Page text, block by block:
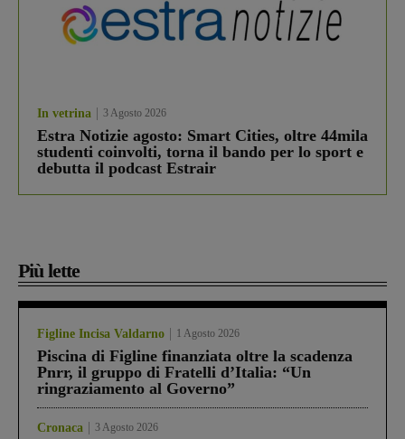
In vetrina 3 Agosto 2026
Estra Notizie agosto: Smart Cities, oltre 44mila
studenti coinvolti, torna il bando per lo sport e
debutta il podcast Estrair
Più lette
Figline Incisa Valdarno 1 Agosto 2026
Piscina di Figline finanziata oltre la scadenza
Pnrr, il gruppo di Fratelli d’Italia: “Un
ringraziamento al Governo”
Cronaca 3 Agosto 2026